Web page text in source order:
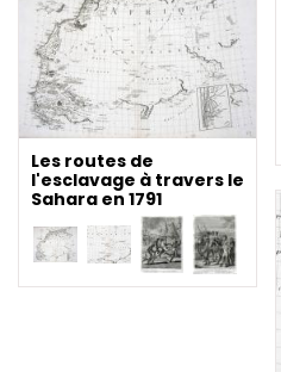
Les routes de
l'esclavage à travers le
Sahara en 1791